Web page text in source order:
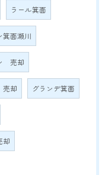
ラール箕面
箕面瀬川
売却
却 グランデ箕面
却